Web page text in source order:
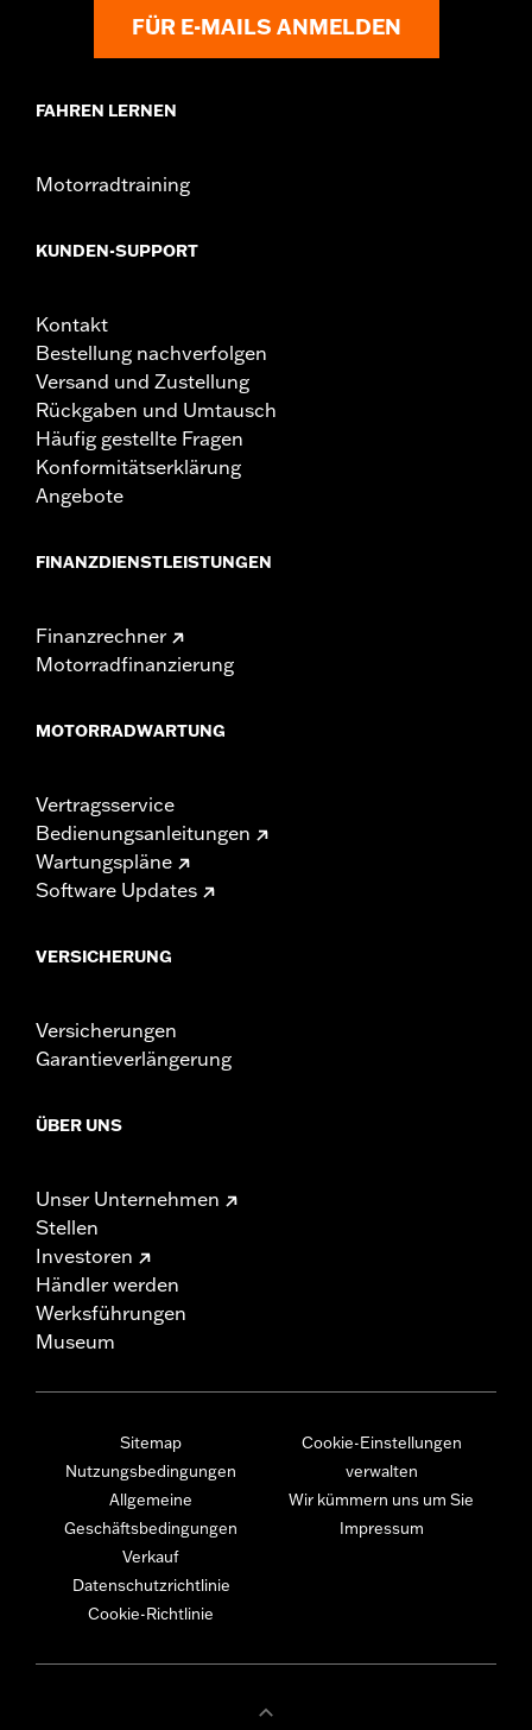
FÜR E-MAILS ANMELDEN
FAHREN LERNEN
Motorradtraining
KUNDEN-SUPPORT
Kontakt
Bestellung nachverfolgen
Versand und Zustellung
Rückgaben und Umtausch
Häufig gestellte Fragen
Konformitätserklärung
Angebote
FINANZDIENSTLEISTUNGEN
Finanzrechner
Motorradfinanzierung
MOTORRADWARTUNG
Vertragsservice
Bedienungsanleitungen
Wartungspläne
Software Updates
VERSICHERUNG
Versicherungen
Garantieverlängerung
ÜBER UNS
Unser Unternehmen
Stellen
Investoren
Händler werden
Werksführungen
Museum
Sitemap
Nutzungsbedingungen
Allgemeine
Geschäftsbedingungen
Verkauf
Datenschutzrichtlinie
Cookie-Richtlinie
Cookie-Einstellungen
verwalten
Wir kümmern uns um Sie
Impressum